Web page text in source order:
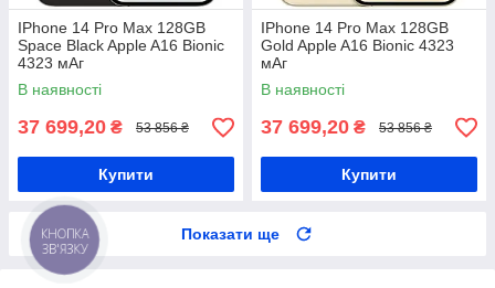
IPhone 14 Pro Max 128GB
Space Black Apple A16 Bionic
4323 мАг
В наявності
37 699,20 ₴ 53 856 ₴
Купити
IPhone 14 Pro Max 128GB
Gold Apple A16 Bionic 4323
мАг
В наявності
37 699,20 ₴ 53 856 ₴
Купити
Показати ще
КНОПКА
ЗВ'ЯЗКУ